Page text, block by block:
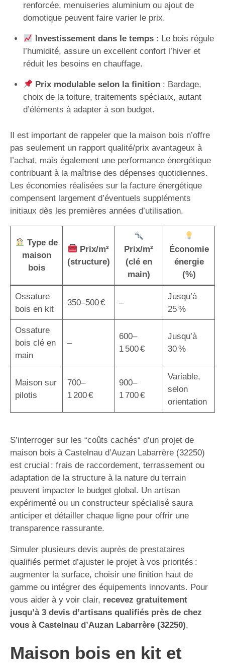
renforcée, menuiseries aluminium ou ajout de
domotique peuvent faire varier le prix.
Investissement dans le temps: Le bois régule
l’humidité, assure un excellent confort l’hiver et
réduit les besoins en chauffage.
Prix modulable selon la finition: Bardage,
choix de la toiture, traitements spéciaux, autant
d’éléments à adapter à son budget.
Il est important de rappeler que la maison bois n’offre
pas seulement un rapport qualité/prix avantageux à
l’achat, mais également une performance énergétique
contribuant à la maîtrise des dépenses quotidiennes.
Les économies réalisées sur la facture énergétique
compensent largement d’éventuels suppléments
initiaux dès les premières années d’utilisation.
Type de
maison
bois
Prix/m²
(structure)
Prix/m²
(clé en
main)
Économie
énergie
(%)
Ossature
bois en kit
350–500 € –
Jusqu’à
25 %
Ossature
bois clé en
main
–
600–
1 500 €
Jusqu’à
30 %
Maison sur
pilotis
700–
1 200 €
900–
1 700 €
Variable,
selon
orientation
S’interroger sur les “coûts cachés“ d’un projet de
maison bois à Castelnau d’Auzan Labarrère (32250)
est crucial : frais de raccordement, terrassement ou
adaptation de la structure à la nature du terrain
peuvent impacter le budget global. Un artisan
expérimenté ou un constructeur spécialisé saura
anticiper et détailler chaque ligne pour offrir une
transparence rassurante.
Simuler plusieurs devis auprès de prestataires
qualifiés permet d’ajuster le projet à vos priorités :
augmenter la surface, choisir une finition haut de
gamme ou intégrer des équipements innovants. Pour
vous aider à y voir clair, recevez gratuitement
jusqu’à 3 devis d’artisans qualifiés près de chez
vous à Castelnau d’Auzan Labarrère (32250).
Maison bois en kit et